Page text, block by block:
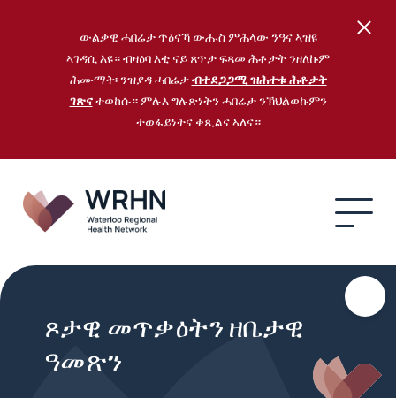
ውልቃዊ ሓበሬታ ጥዕናኻ ውሑስ ምሕላው ንዓና ኣዝዩ
ኣገዳሲ እዩ። ብዛዕባ እቲ ናይ ጸጥታ ፍጻመ ሕቶታት ንዘለኩም
ሕሙማት፡ ንዝያዳ ሓበሬታብተደጋጋሚ ዝሕተቱ ሕቶታት
ገጽናተወከሱ። ምሉእ ግሉጽነትን ሓበሬታ ንኽህልወኩምን
ተወፋይነትና ቀጺልና ኣለና።
ጾታዊ መጥቃዕትን ዘቤታዊ
ዓመጽን